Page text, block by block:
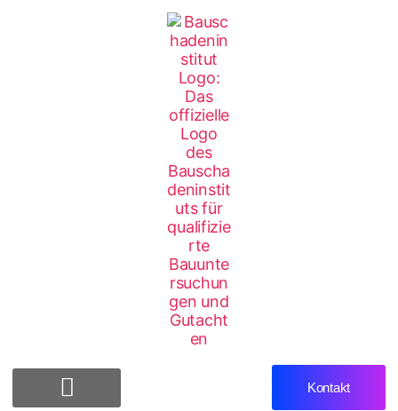
Kontakt